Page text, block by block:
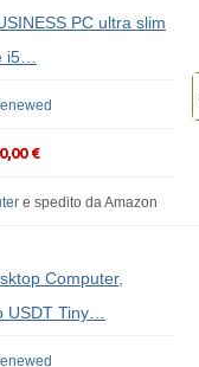
PC ultra slim
i5…
€
e spedito da Amazon
Computer,
USDT Tiny…